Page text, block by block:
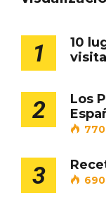
1
10
2
Los
3
Cigales
arcos de la